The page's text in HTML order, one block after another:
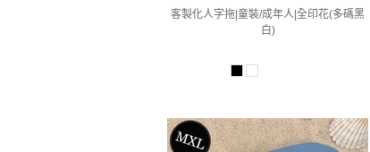
客製化人字拖|童裝/成年人|全印花(多碼黑
白)